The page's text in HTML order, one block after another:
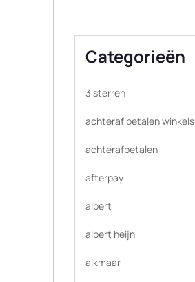
Categorieën
3 sterren
achteraf betalen winkels
achterafbetalen
afterpay
albert
albert heijn
alkmaar